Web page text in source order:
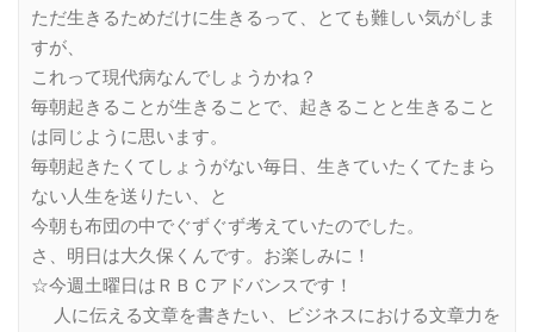
ただ生きるためだけに生きるって、とても難しい気がしま
すが、
これって現代病なんでしょうかね？
毎朝起きることが生きることで、起きることと生きること
は同じように思います。
毎朝起きたくてしょうがない毎日、生きていたくてたまら
ない人生を送りたい、と
今朝も布団の中でぐずぐず考えていたのでした。
さ、明日は大久保くんです。お楽しみに！
☆今週土曜日はＲＢＣアドバンスです！
人に伝える文章を書きたい、ビジネスにおける文章力を